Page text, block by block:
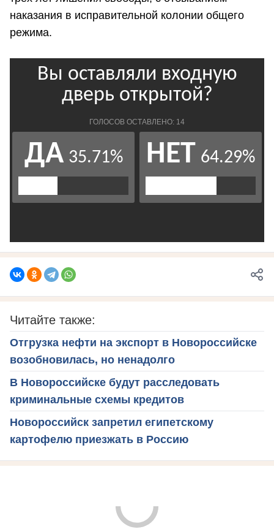
наказания в исправительной колонии общего
режима.
Читайте также:
Отгрузка нефти на экспорт в Новороссийске
возобновилась, но ненадолго
В Новороссийске будут расследовать
криминальные схемы кредитов
Новороссийск запретил египетскому
картофелю приезжать в Россию